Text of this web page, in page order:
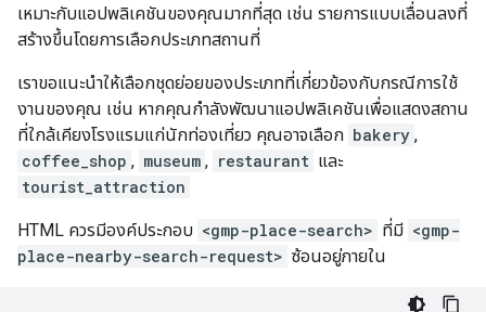
เหมาะกับแอปพลิเคชันของคุณมากที่สุด เช่น รายการแบบเลื่อนลงที่
สร้างขึ้นโดยการเลือกประเภทสถานที่
เราขอแนะนำให้เลือกชุดย่อยของประเภทที่เกี่ยวข้องกับกรณีการใช้
งานของคุณ เช่น หากคุณกำลังพัฒนาแอปพลิเคชันเพื่อแสดงสถาน
ที่ใกล้เคียงโรงแรมแก่นักท่องเที่ยว คุณอาจเลือก bakery ,
coffee_shop , museum , restaurant และ
tourist_attraction
HTML ควรมีองค์ประกอบ <gmp-place-search> ที่มี <gmp-
place-nearby-search-request> ซ้อนอยู่ภายใน